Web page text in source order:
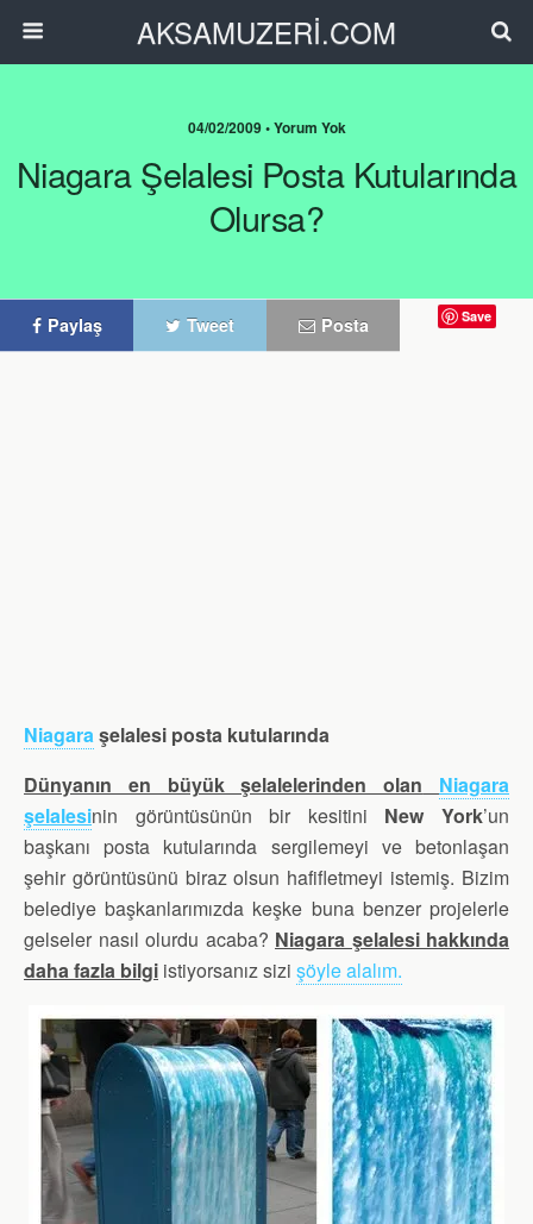
AKSAMUZERİ.COM
04/02/2009 • Yorum Yok
Niagara Şelalesi Posta Kutularında
Olursa?
Paylaş Tweet Save
Posta
Niagaraşelalesi posta kutularında
Dünyanın en büyük şelalelerinden olan
Niagara
şelalesinin görüntüsünün bir kesitini New York’un
başkanı posta kutularında sergilemeyi ve betonlaşan
şehir görüntüsünü biraz olsun hafifletmeyi istemiş. Bizim
belediye başkanlarımızda keşke buna benzer projelerle
gelseler nasıl olurdu acaba? Niagara şelalesi hakkında
daha fazla bilgi istiyorsanız sizi şöyle alalım.